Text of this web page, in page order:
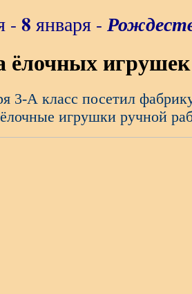
- 8 января -
ёлочных игрушек
А класс посетил
игрушки ручной